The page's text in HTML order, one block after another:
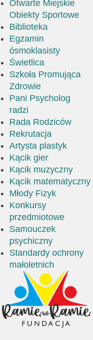
Otwarte Miejskie
Obiekty Sportowe
Biblioteka
Egzamin
ósmoklasisty
Świetlica
Szkoła Promująca
Zdrowie
Pani Psycholog
radzi
Rada Rodziców
Rekrutacja
Artysta plastyk
Kącik gier
Kącik muzyczny
Kącik matematyczny
Młody Fizyk
Konkursy
przedmiotowe
Samouczek
psychiczny
Standardy ochrony
małoletnich